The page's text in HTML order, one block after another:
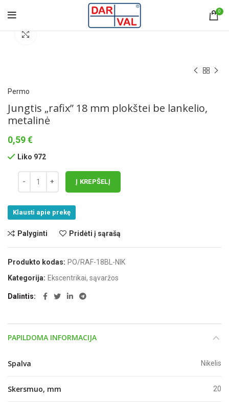
0
Permo
Jungtis „rafix” 18 mm plokštei be lankelio,
metalinė
0,59€
Liko 972
Į KREPŠELĮ
Klausti apie prekę
Palyginti Pridėti į sąrašą
Produkto kodas: PO/RAF-18BL-NIK
Kategorija: Ekscentrikai, sąvaržos
Dalintis
PAPILDOMA INFORMACIJA
Spalva Nikelis
Skersmuo, mm 20